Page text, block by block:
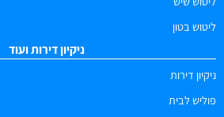
ליטוש בטון
ניקיון דירות ועוד
ניקיון דירות
פוליש לבית